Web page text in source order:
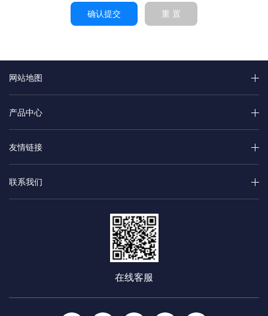
确认提交 重 置
网站地图
产品中心
友情链接
联系我们
在线客服